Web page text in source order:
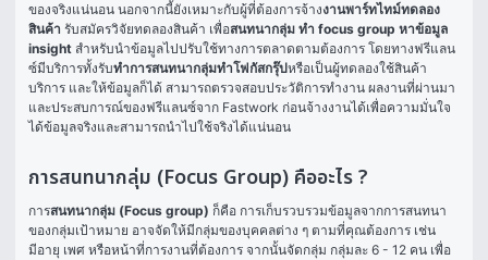
ของจริงแน่นอน นอกจากนี้ยังเหมาะกับผู้ที่ต้องการจ้างงานพาร์ทไทม์ทดลอง
สินค้า รับสมัครวิจัยทดลองสินค้า เพื่อสนทนากลุ่ม ทำ focus group หาข้อมูล
insight สำหรับนำข้อมูลไปปรับใช้ทางการตลาดตามต้องการ โดยทางฟรีแลน
ซ์มีบริการทั้งรับทำการสนทนากลุ่มทำโฟกัสกรุ๊ปหรือเป็นผู้ทดลองใช้สินค้า
บริการ และให้ข้อมูลก็ได้ สามารถตรวจสอบประวัติการทำงาน ผลงานที่ผ่านมา
และประสบการณ์ของฟรีแลนซ์จาก Fastwork ก่อนจ้างงานได้เพื่อความมั่นใจ
ได้ข้อมูลจริงและสามารถนำไปใช้จริงได้แน่นอน
การสนทนากลุ่ม (Focus Group) คืออะไร ?
การสนทนากลุ่ม (Focus group) ก็คือ การเก็บรวบรวมข้อมูลจากการสนทนา
ของกลุ่มเป้าหมาย อาจจัดให้มีกลุ่มของบุคคลต่าง ๆ ตามที่คุณต้องการ เช่น
มีอายุ เพศ หรือหน้าที่การงานที่ต้องการ จากนั้นจัดกลุ่ม กลุ่มละ 6 - 12 คน เพื่อ